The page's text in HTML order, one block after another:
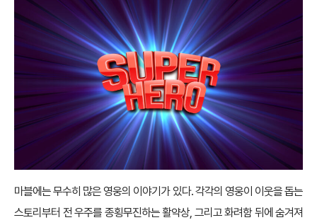
마블에는 무수히 많은 영웅의 이야기가 있다. 각각의 영웅이 이웃을 돕는
스토리부터 전 우주를 종횡무진하는 활약상, 그리고 화려함 뒤에 숨겨져